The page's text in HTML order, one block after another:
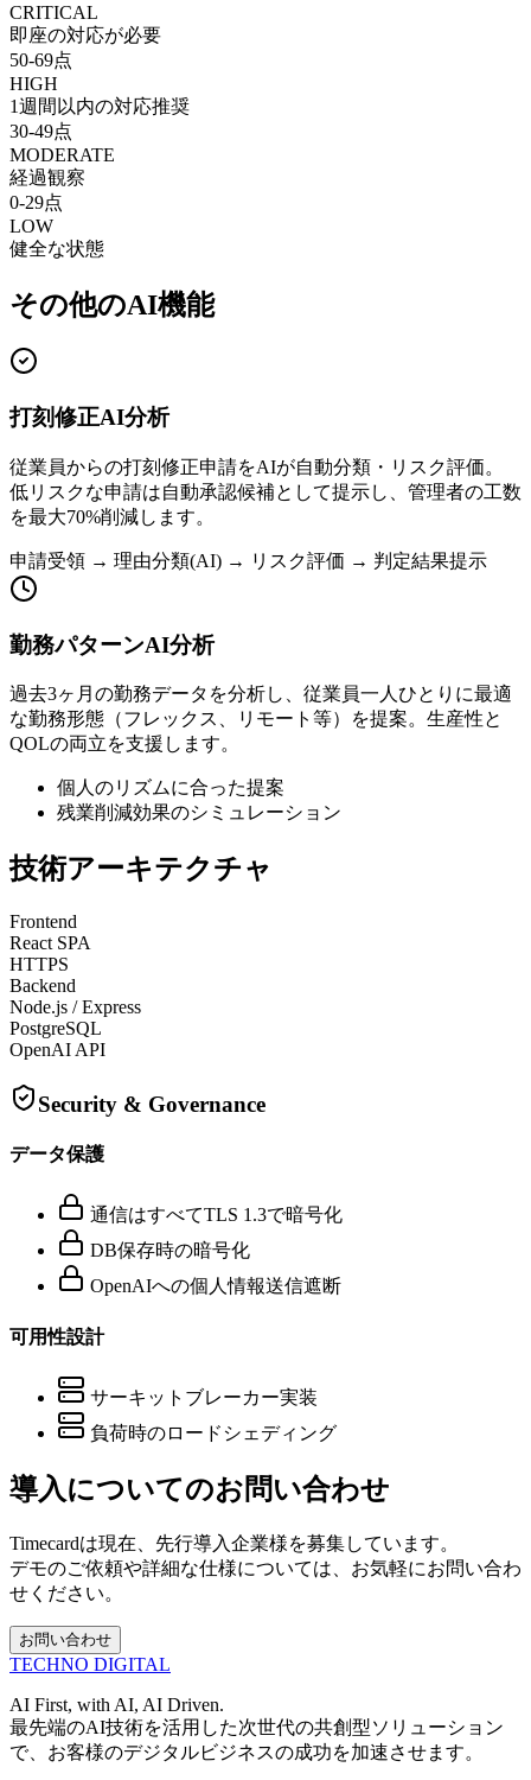
CRITICAL
即座の対応が必要
50-69点
HIGH
1週間以内の対応推奨
30-49点
MODERATE
経過観察
0-29点
LOW
健全な状態
その他のAI機能
打刻修正AI分析
従業員からの打刻修正申請をAIが自動分類・リスク評価。
低リスクな申請は自動承認候補として提示し、管理者の工数
を最大70%削減します。
申請受領 → 理由分類(AI) → リスク評価 → 判定結果提示
勤務パターンAI分析
過去3ヶ月の勤務データを分析し、従業員一人ひとりに最適
な勤務形態（フレックス、リモート等）を提案。生産性と
QOLの両立を支援します。
個人のリズムに合った提案
残業削減効果のシミュレーション
技術アーキテクチャ
Frontend
React SPA
HTTPS
Backend
Node.js / Express
PostgreSQL
OpenAI API
Security & Governance
データ保護
通信はすべてTLS 1.3で暗号化
DB保存時の暗号化
OpenAIへの個人情報送信遮断
可用性設計
サーキットブレーカー実装
負荷時のロードシェディング
導入についてのお問い合わせ
Timecardは現在、先行導入企業様を募集しています。
デモのご依頼や詳細な仕様については、お気軽にお問い合わ
せください。
お問い合わせ
TECHNO DIGITAL
AI First, with AI, AI Driven.
最先端のAI技術を活用した次世代の共創型ソリューション
で、お客様のデジタルビジネスの成功を加速させます。